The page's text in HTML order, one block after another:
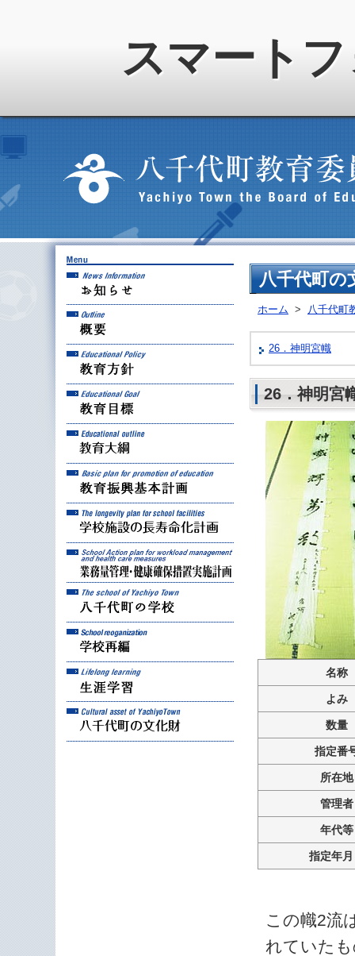
スマート
お知らせ
教育方針
教育目標
教育振興基本計画
学校施設の長寿命化計
業務量管理・健康確保
八千代町の学校
八千代町の文化財
八千代町の
ホーム > 八千代町
26．神明宮幟
26．神明宮
名称
よみ
数量
指定番
所在地
管理者
年代等
指定年
この幟2流
れていた